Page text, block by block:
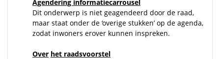
Agendering informatiecarrousel
Dit onderwerp is niet geagendeerd door de raad,
maar staat onder de ‘overige stukken’ op de agenda,
zodat inwoners erover kunnen inspreken.
Over het raadsvoorstel